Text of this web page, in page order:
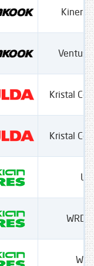
Ventus
Kristal
Kristal
WRD